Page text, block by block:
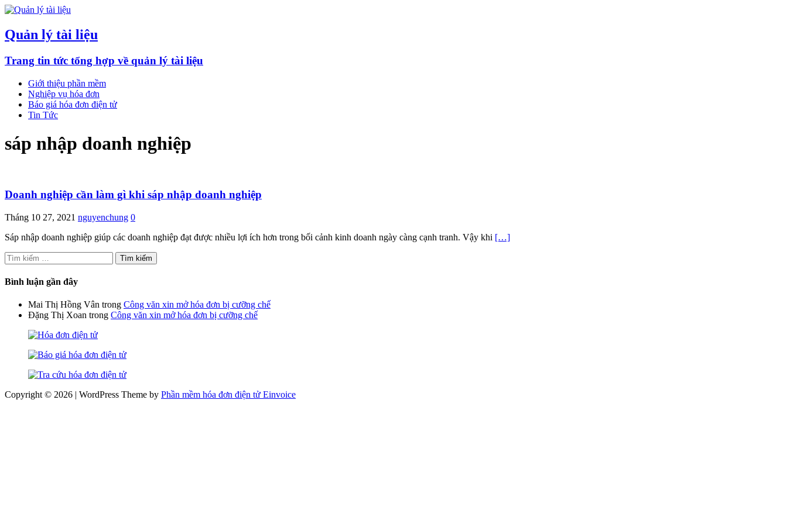
Quản lý tài liệu
Trang tin tức tổng hợp về quản lý tài liệu
Giới thiệu phần mềm
Nghiệp vụ hóa đơn
Báo giá hóa đơn điện tử
Tin Tức
sáp nhập doanh nghiệp
Doanh nghiệp cần làm gì khi sáp nhập doanh nghiệp
Tháng 10 27, 2021 nguyenchung 0
Sáp nhập doanh nghiệp giúp các doanh nghiệp đạt được nhiều lợi ích hơn trong bối cảnh kinh doanh ngày càng cạnh tranh. Vậy khi […]
Tìm
kiếm
cho:
Bình luận gần đây
Mai Thị Hồng Vân trong Công văn xin mở hóa đơn bị cưỡng chế
Đặng Thị Xoan trong Công văn xin mở hóa đơn bị cưỡng chế
Copyright © 2026 | WordPress Theme by Phần mềm hóa đơn điện tử Einvoice